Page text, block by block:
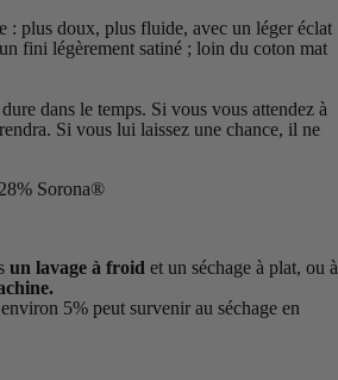
: plus doux, plus fluide, avec un léger éclat
fini légèrement satiné ; loin du coton mat
dans le temps. Si vous vous attendez à
Si vous lui laissez une chance, il ne
Sorona®
un lavage à froid et un séchage à plat, ou à
5% peut survenir au séchage en